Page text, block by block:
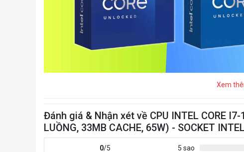
Xem
Đánh giá & Nhận xét về CPU INTEL CORE
LUỒNG, 33MB CACHE, 65W) - SOCKET
0/5
5 sao